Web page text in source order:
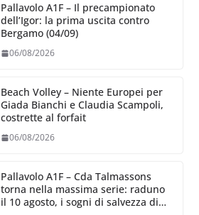
Pallavolo A1F – Il precampionato
dell’Igor: la prima uscita contro
Bergamo (04/09)
06/08/2026
Beach Volley – Niente Europei per
Giada Bianchi e Claudia Scampoli,
costrette al forfait
06/08/2026
Pallavolo A1F – Cda Talmassons
torna nella massima serie: raduno
il 10 agosto, i sogni di salvezza di